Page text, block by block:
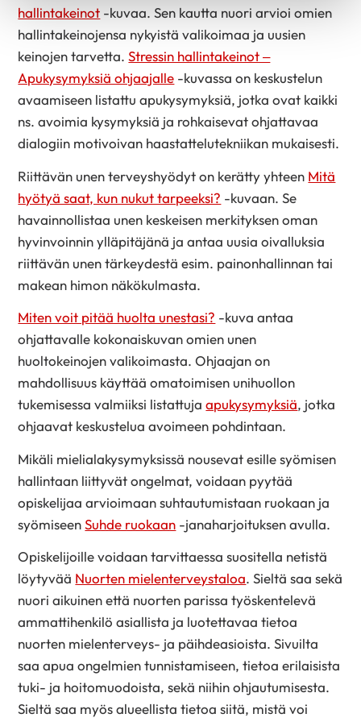
hallintakeinot -kuvaa. Sen kautta nuori arvioi omien
hallintakeinojensa nykyistä valikoimaa ja uusien
keinojen tarvetta.Stressin hallintakeinot –
Apukysymyksiä ohjaajalle -kuvassa on keskustelun
avaamiseen listattu apukysymyksiä, jotka ovat kaikki
ns. avoimia kysymyksiä ja rohkaisevat ohjattavaa
dialogiin motivoivan haastattelutekniikan mukaisesti.
Riittävän unen terveyshyödyt on kerätty yhteen Mitä
hyötyä saat, kun nukut tarpeeksi? -kuvaan. Se
havainnollistaa unen keskeisen merkityksen oman
hyvinvoinnin ylläpitäjänä ja antaa uusia oivalluksia
riittävän unen tärkeydestä esim. painonhallinnan tai
makean himon näkökulmasta.
Miten voit pitää huolta unestasi? -kuva antaa
ohjattavalle kokonaiskuvan omien unen
huoltokeinojen valikoimasta. Ohjaajan on
mahdollisuus käyttää omatoimisen unihuollon
tukemisessa valmiiksi listattujaapukysymyksiä, jotka
ohjaavat keskustelua avoimeen pohdintaan.
Mikäli mielialakysymyksissä nousevat esille syömisen
hallintaan liittyvät ongelmat, voidaan pyytää
opiskelijaa arvioimaan suhtautumistaan ruokaan ja
syömiseenSuhde ruokaan -janaharjoituksen avulla.
Opiskelijoille voidaan tarvittaessa suositella netistä
löytyvää Nuorten mielenterveystaloa. Sieltä saa sekä
nuori aikuinen että nuorten parissa työskentelevä
ammattihenkilö asiallista ja luotettavaa tietoa
nuorten mielenterveys- ja päihdeasioista. Sivuilta
saa apua ongelmien tunnistamiseen, tietoa erilaisista
tuki- ja hoitomuodoista, sekä niihin ohjautumisesta.
Sieltä saa myös alueellista tietoa siitä, mistä voi